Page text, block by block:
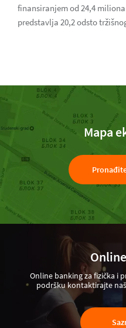
finansiranjem od 24,4
predstavlja 20,2 odsto
Mapa
Online banking za fizička i
podršku kontaktirajte